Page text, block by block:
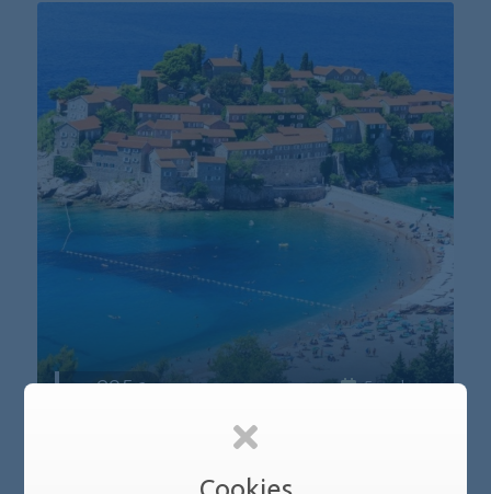
295 5 ημέρες
ΑΓΊΟΥ ΠΝΕΎΜΑΤΟΣ ΣΤΗ ΔΑΛΜΑΤΊΑ
Αναχώρηση : 28/05